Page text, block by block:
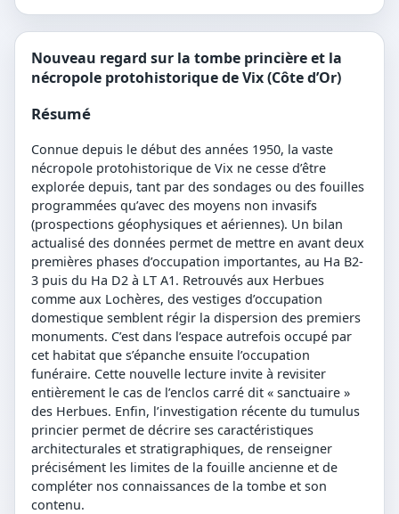
Nouveau regard sur la tombe princière et la
nécropole protohistorique de Vix (Côte d’Or)
Résumé
Connue depuis le début des années 1950, la vaste
nécropole protohistorique de Vix ne cesse d’être
explorée depuis, tant par des sondages ou des fouilles
programmées qu’avec des moyens non invasifs
(prospections géophysiques et aériennes). Un bilan
actualisé des données permet de mettre en avant deux
premières phases d’occupation importantes, au Ha B2-
3 puis du Ha D2 à LT A1. Retrouvés aux Herbues
comme aux Lochères, des vestiges d’occupation
domestique semblent régir la dispersion des premiers
monuments. C’est dans l’espace autrefois occupé par
cet habitat que s’épanche ensuite l’occupation
funéraire. Cette nouvelle lecture invite à revisiter
entièrement le cas de l’enclos carré dit « sanctuaire »
des Herbues. Enfin, l’investigation récente du tumulus
princier permet de décrire ses caractéristiques
architecturales et stratigraphiques, de renseigner
précisément les limites de la fouille ancienne et de
compléter nos connaissances de la tombe et son
contenu.